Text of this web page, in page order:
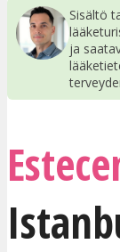
Sisältö
ja